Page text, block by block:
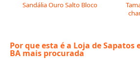
Sandália Ouro Salto Bloco
Por que esta é a Loja de Sapatos
BA mais procurada